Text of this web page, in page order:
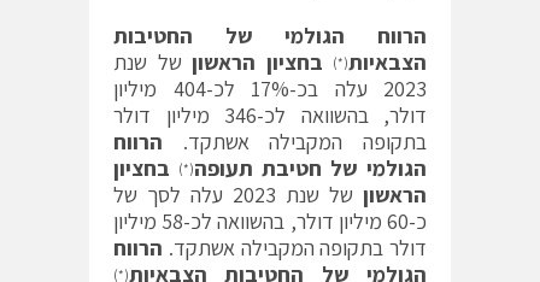
הרווח הגולמי של החטיבות
הצבאיות(*) בחציון הראשון של שנת
2023 עלה בכ-17% לכ-404 מיליון
דולר, בהשוואה לכ-346 מיליון דולר
בתקופה המקבילה אשתקד. הרווח
הגולמי של חטיבת תעופה(*)
בחציון
הראשון
של שנת 2023 עלה לסך של
כ-60 מיליון דולר, בהשוואה לכ-58 מיליון
דולר בתקופה המקבילה אשתקד. הרווח
הגולמי של החטיבות הצבאיות(*)